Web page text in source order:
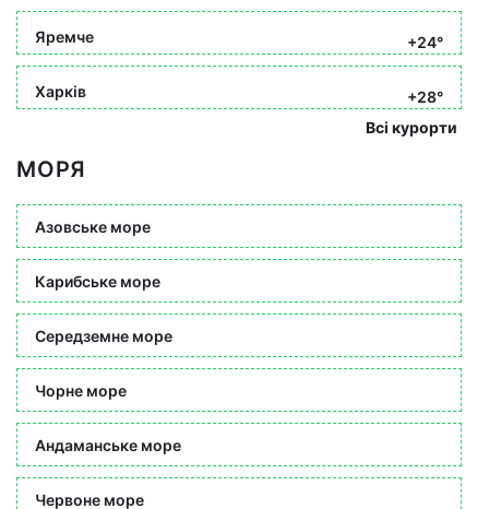
Яремче +24°
Харків
+28°
Всі курорти
МОРЯ
Азовське море
Карибське море
Середземне море
Чорне море
Андаманське море
Червоне море